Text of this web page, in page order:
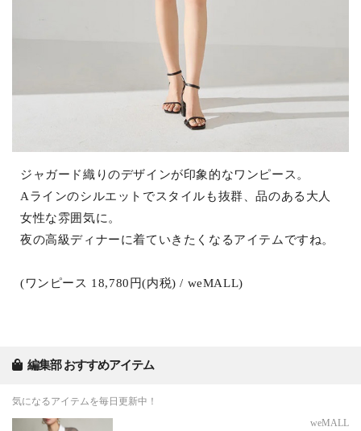
ジャガード織りのデザインが印象的なワンピース。
Aラインのシルエットでスタイルも抜群、品のある大人
女性な雰囲気に。
夜の高級ディナーに着ていきたくなるアイテムですね。
(ワンピース 18,780円(内税) / weMALL)
編集部 おすすめアイテム
気になるアイテムを毎日更新中！
weMALL